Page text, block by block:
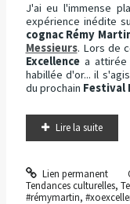
J'ai eu l'immense
expérience inédite
cognac Rémy
Messieurs. Lors de
Excellencea attirée
habillée d'or... il
du prochain Festival
Lire la suite
Lien permanent
Tendances culturelles,
#rémymartin,